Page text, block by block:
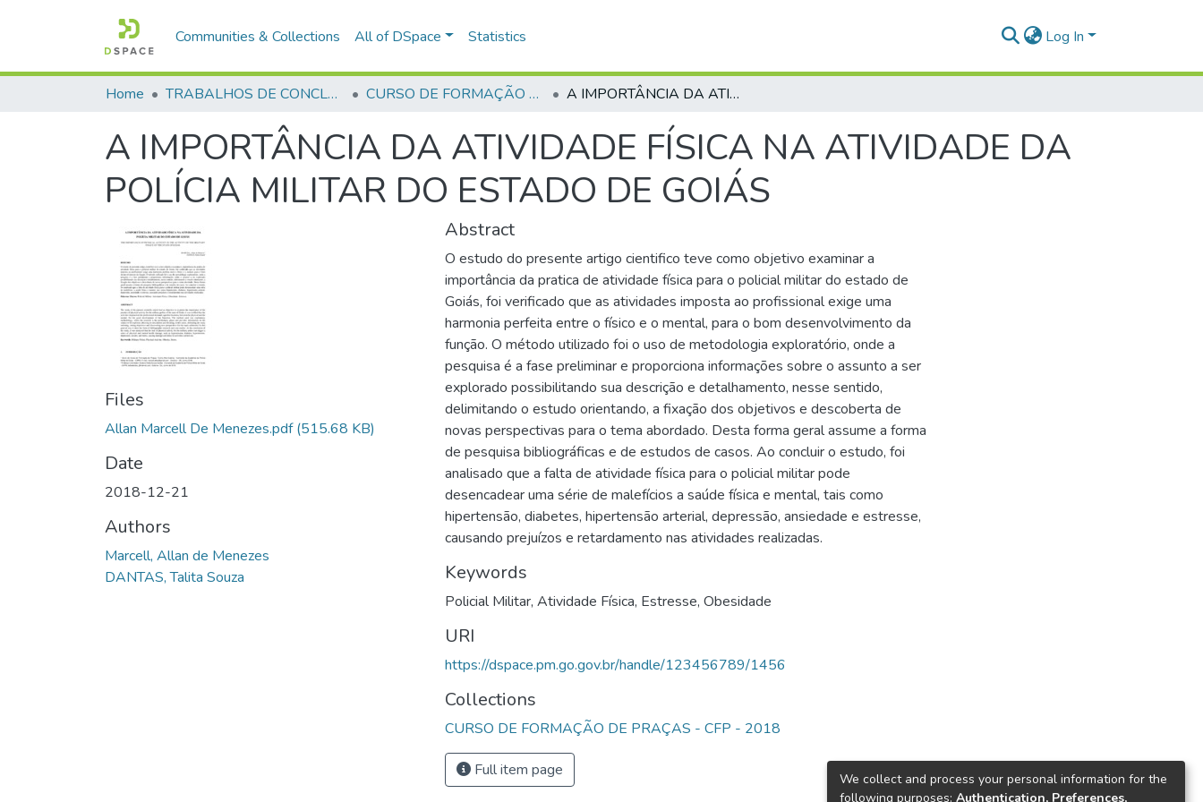
Communities & Collections All of DSpace Statistics Log In
Home TRABALHOS DE CONCLUSÃO DE CURSO - CFP (CURSO DE FORMAÇÃO DE PRAÇAS) CURSO DE FORMAÇÃO DE PRAÇAS - CFP - 2018 A IMPORTÂNCIA DA ATIVIDADE FÍSICA NA ATIVIDADE DA POLÍCIA MILITAR DO ESTADO DE GOIÁS
A IMPORTÂNCIA DA ATIVIDADE FÍSICA NA ATIVIDADE DA
POLÍCIA MILITAR DO ESTADO DE GOIÁS
Files
Allan Marcell De Menezes.pdf(515.68 KB)
Date
2018-12-21
Authors
Marcell, Allan de Menezes
DANTAS, Talita Souza
Abstract
O estudo do presente artigo cientifico teve como objetivo examinar a
importância da pratica de atividade física para o policial militar do estado de
Goiás, foi verificado que as atividades imposta ao profissional exige uma
harmonia perfeita entre o físico e o mental, para o bom desenvolvimento da
função. O método utilizado foi o uso de metodologia exploratório, onde a
pesquisa é a fase preliminar e proporciona informações sobre o assunto a ser
explorado possibilitando sua descrição e detalhamento, nesse sentido,
delimitando o estudo orientando, a fixação dos objetivos e descoberta de
novas perspectivas para o tema abordado. Desta forma geral assume a forma
de pesquisa bibliográficas e de estudos de casos. Ao concluir o estudo, foi
analisado que a falta de atividade física para o policial militar pode
desencadear uma série de malefícios a saúde física e mental, tais como
hipertensão, diabetes, hipertensão arterial, depressão, ansiedade e estresse,
causando prejuízos e retardamento nas atividades realizadas.
Keywords
Policial Militar, Atividade Física, Estresse, Obesidade
URI
https://dspace.pm.go.gov.br/handle/123456789/1456
Collections
CURSO DE FORMAÇÃO DE PRAÇAS - CFP - 2018
Full item page
We collect and process your personal information for the
following purposes: Authentication, Preferences,